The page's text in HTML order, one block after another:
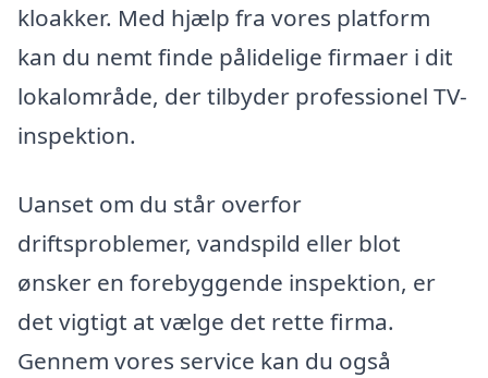
kloakker. Med hjælp fra vores platform
kan du nemt finde pålidelige firmaer i dit
lokalområde, der tilbyder professionel TV-
inspektion.
Uanset om du står overfor
driftsproblemer, vandspild eller blot
ønsker en forebyggende inspektion, er
det vigtigt at vælge det rette firma.
Gennem vores service kan du også